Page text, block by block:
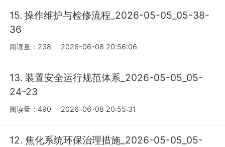
15. 操作维护与检修流程_2026-05-05_05-38-
36
阅读量：238 2026-06-08 20:56:06
13. 装置安全运行规范体系_2026-05-05_05-
24-23
阅读量：490 2026-06-08 20:55:31
12. 焦化系统环保治理措施_2026-05-05_05-